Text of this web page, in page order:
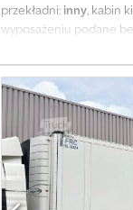
przekładni: inny, kabin
wyposażeniu podane